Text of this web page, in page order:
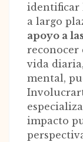
identificar
a largo
apoyo a
reconocer
vida
mental,
impacto